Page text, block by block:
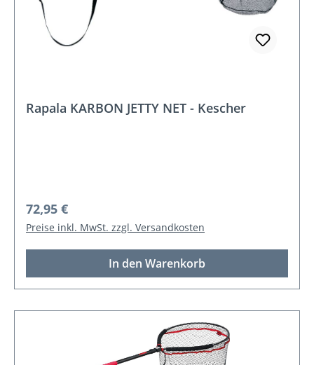
Rapala KARBON JETTY NET - Kescher
Regulärer Preis:
72,95 €
Preise inkl. MwSt. zzgl. Versandkosten
In den Warenkorb